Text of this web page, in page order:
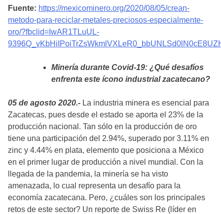
Fuente: https://mexicominero.org/2020/08/05/crean-
metodo-para-reciclar-metales-preciosos-especialmente-
oro/?fbclid=IwAR1TLuUL-
Minería durante Covid-19: ¿Qué desafíos
enfrenta este ícono industrial zacatecano?
05 de agosto 2020.- La industria minera es esencial para
Zacatecas, pues desde el estado se aporta el 23% de la
producción nacional. Tan sólo en la producción de oro
tiene una participación del 2.94%, superado por 3.11% en
zinc y 4.44% en plata, elemento que posiciona a México
en el primer lugar de producción a nivel mundial. Con la
llegada de la pandemia, la minería se ha visto
amenazada, lo cual representa un desafío para la
economía zacatecana. Pero, ¿cuáles son los principales
retos de este sector? Un reporte de Swiss Re (líder en